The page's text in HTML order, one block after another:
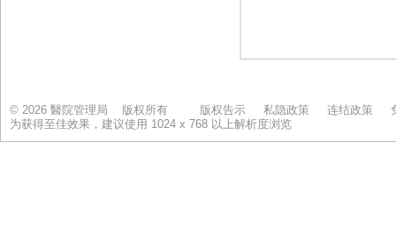
© 2026 醫院管理局 版权所有 版权告示 私隐政策 连结政策
为获得至佳效果，建议使用 1024 x 768 以上解析度浏览